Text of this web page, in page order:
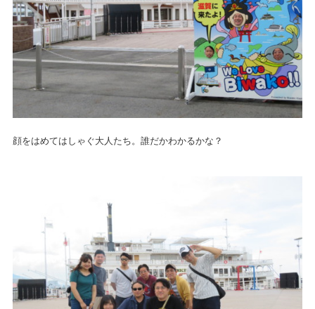
顔をはめてはしゃぐ大人たち。誰だかわかるかな？